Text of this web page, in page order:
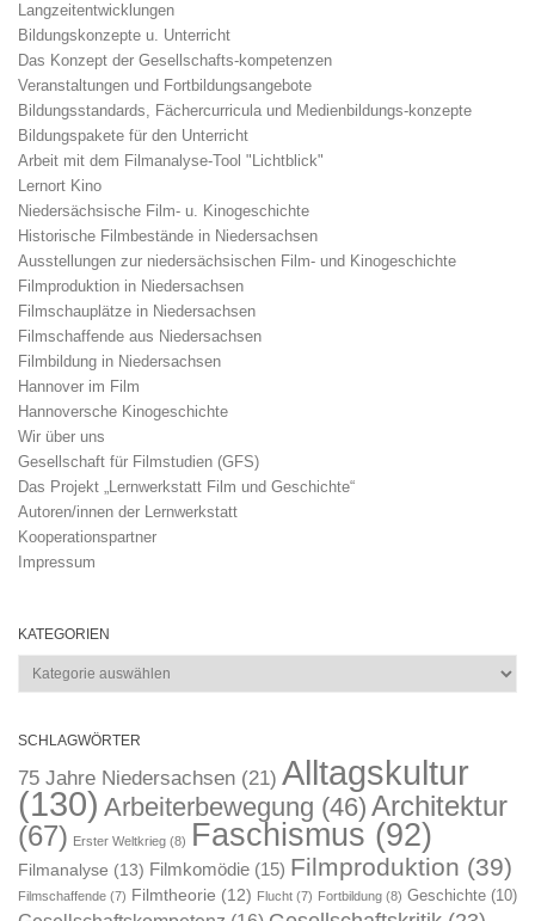
Langzeitentwicklungen
Bildungskonzepte u. Unterricht
Das Konzept der Gesellschafts-kompetenzen
Veranstaltungen und Fortbildungsangebote
Bildungsstandards, Fächercurricula und Medienbildungs-konzepte
Bildungspakete für den Unterricht
Arbeit mit dem Filmanalyse-Tool "Lichtblick"
Lernort Kino
Niedersächsische Film- u. Kinogeschichte
Historische Filmbestände in Niedersachsen
Ausstellungen zur niedersächsischen Film- und Kinogeschichte
Filmproduktion in Niedersachsen
Filmschauplätze in Niedersachsen
Filmschaffende aus Niedersachsen
Filmbildung in Niedersachsen
Hannover im Film
Hannoversche Kinogeschichte
Wir über uns
Gesellschaft für Filmstudien (GFS)
Das Projekt „Lernwerkstatt Film und Geschichte“
Autoren/innen der Lernwerkstatt
Kooperationspartner
Impressum
KATEGORIEN
Kategorien
SCHLAGWÖRTER
75 Jahre Niedersachsen (21) Alltagskultur
(130) Arbeiterbewegung (46) Architektur
(67) Erster Weltkrieg (8) Faschismus (92)
Filmanalyse (13) Filmkomödie (15) Filmproduktion (39)
Filmschaffende (7) Filmtheorie (12) Flucht (7) Fortbildung (8) Geschichte (10)